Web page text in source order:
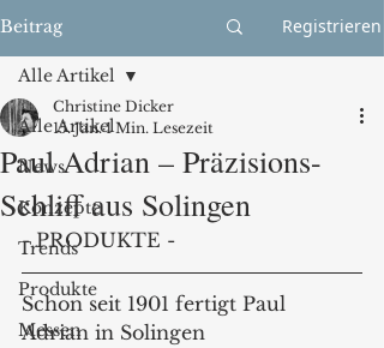
Beitrag Registrieren
Alle Artikel
News
Konzepte
Trends
Produkte
Messen
Alle Artikel
Paul Adrian – Präzisions-
Schliff aus Solingen
Christine Dicker
15. Jan. 1 Min. Lesezeit
- PRODUKTE -
Schon seit 1901 fertigt Paul
Adrian in Solingen